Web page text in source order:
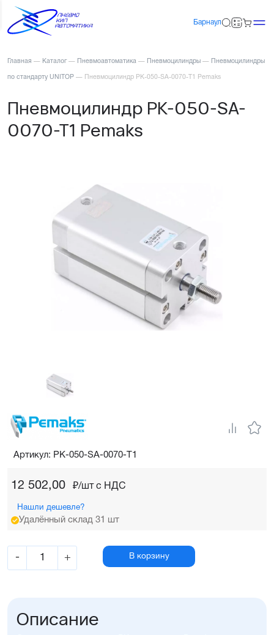
Барнаул
Главная — Каталог — Пневмоавтоматика — Пневмоцилиндры — Пневмоцилиндры
по стандарту UNITOP — Пневмоцилиндр PK-050-SA-0070-T1 Pemaks
Пневмоцилиндр PK-050-SA-
0070-T1 Pemaks
12 502,00 ₽/шт c НДС
Нашли дешевле?
Удалённый склад 31 шт
- + В корзину
Артикул: PK-050-SA-0070-T1
Описание